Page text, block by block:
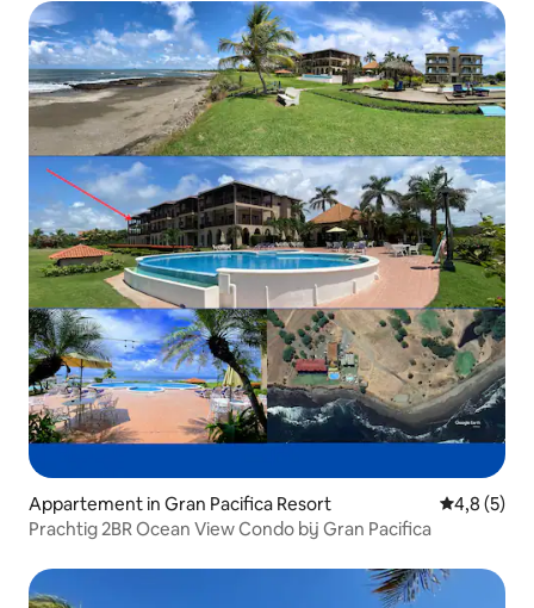
Appartement in Gran Pacifica Resort
4,8 (5)
Prachtig 2BR Ocean View Condo bij Gran Pacifica